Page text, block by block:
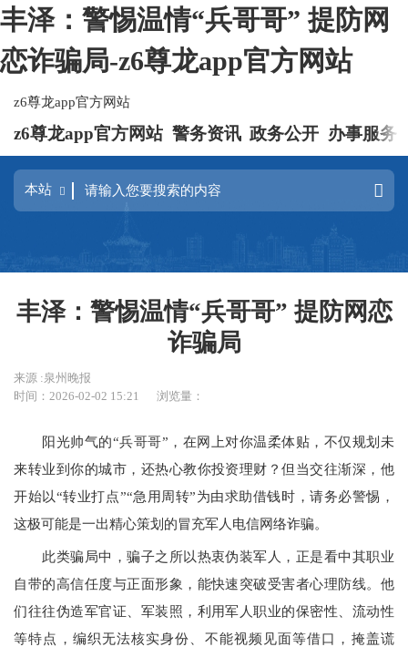
丰泽：警惕温情“兵哥哥” 提防网
恋诈骗局-z6尊龙app官方网站
z6尊龙app官方网站
z6尊龙app官方网站 警务资讯 政务公开 办事服务
丰泽：警惕温情“兵哥哥” 提防网恋
诈骗局
来源 :泉州晚报
时间：2026-02-02 15:21
浏览量：
阳光帅气的“兵哥哥”，在网上对你温柔体贴，不仅规划未
来转业到你的城市，还热心教你投资理财？但当交往渐深，他
开始以“转业打点”“急用周转”为由求助借钱时，请务必警惕，
这极可能是一出精心策划的冒充军人电信网络诈骗。
此类骗局中，骗子之所以热衷伪装军人，正是看中其职业
自带的高信任度与正面形象，能快速突破受害者心理防线。他
们往往伪造军官证、军装照，利用军人职业的保密性、流动性
等特点，编织无法核实身份、不能视频见面等借口，掩盖谎